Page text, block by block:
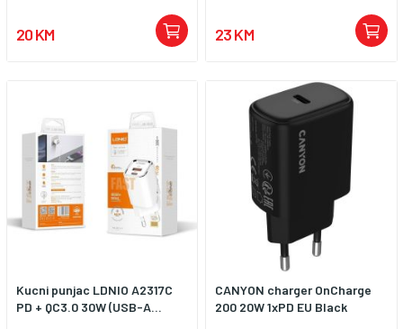
20 KM 23 KM
Kucni punjac LDNIO A2317C
PD + QC3.0 30W (USB-A...
CANYON charger OnCharge
200 20W 1xPD EU Black